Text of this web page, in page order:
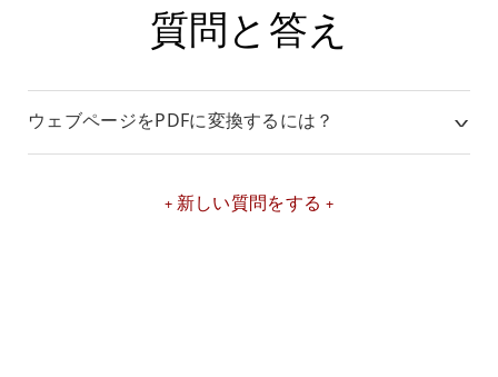
質問と答え
ウェブページをPDFに変換するには？
新しい質問をする